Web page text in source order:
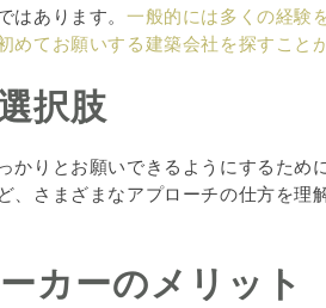
はあります。 一般的には多くの経験
めてお願いする建築会社を探すこと
択肢
かりとお願いできるようにするた
、さまざまなアプローチの仕方を
カーのメリット